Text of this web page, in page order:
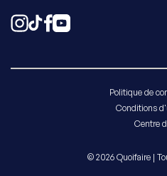
Politique de
Conditions
Centre
© 2026 Quoifaire |